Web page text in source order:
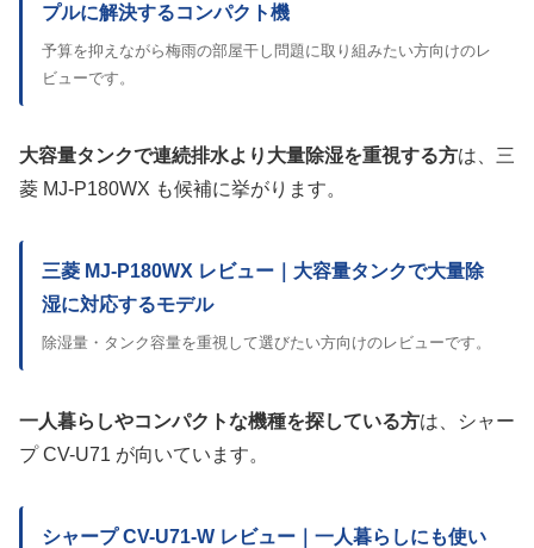
プルに解決するコンパクト機
予算を抑えながら梅雨の部屋干し問題に取り組みたい方向けのレ
ビューです。
大容量タンクで連続排水より大量除湿を重視する方は、三
菱 MJ-P180WX も候補に挙がります。
三菱 MJ-P180WX レビュー｜大容量タンクで大量除
湿に対応するモデル
除湿量・タンク容量を重視して選びたい方向けのレビューです。
一人暮らしやコンパクトな機種を探している方は、シャー
プ CV-U71 が向いています。
シャープ CV-U71-W レビュー｜一人暮らしにも使い